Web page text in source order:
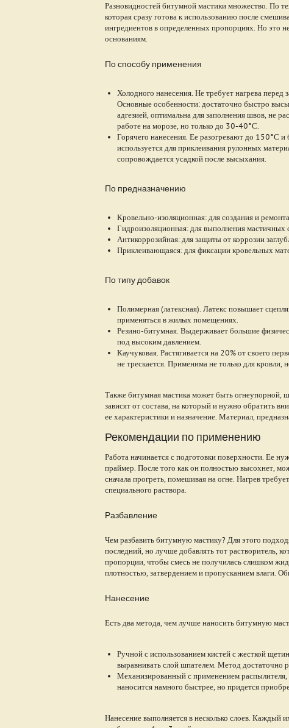
Разновидностей битумной мастики множество. По
которая сразу готова к использованию после
ингредиентов в определенных пропорциях. Но это
основаниям.
По способу применения
Холодного нанесения. Не требует нагрева
Основные особенности: достаточно быстро
адгезией, оптимальна для заполнения швов, не
работе на морозе, но только до 30-40°С.
Горячего нанесения. Ее разогревают до 150°С
используется для приклеивания рулонных
сопровождается усадкой после высыхания.
По предназначению
Кровельно-изоляционная: для создания и
Гидроизоляционная: для выполнения мастичных
Антикоррозийная: для защиты от коррозии
Приклеивающаяся: для фиксации кровельных
По типу добавок
Полимерная (латексная). Латекс повышает
применяться в жилых помещениях.
Резино-битумная. Выдерживает большие
под высоким давлением.
Каучуковая. Растягивается на 20% от своего
не трескается. Применима не только для
Также битумная мастика может быть огнеупорной,
зависят от состава, на который и нужно обратить
ее характеристики и назначение. Материал,
Рекомендации по применению
Работа начинается с подготовки поверхности. Ее
праймер. После того как он полностью высохнет,
сначала прогреть, помешивая на огне. Нагрев
специального раствора.
Разбавление
Чем разбавить битумную мастику? Для этого
последний, но лучше добавлять тот растворитель,
пропорции, чтобы смесь не получилась слишком
плотностью, затвердением и пропусканием влаги.
Нанесение
Есть два метода, чем лучше наносить битумную
Ручной с использованием кистей с жесткой
выравнивать слой шпателем. Метод достаточно
Механизированный с применением
наносится намного быстрее, но придется
Нанесение выполняется в несколько слоев.